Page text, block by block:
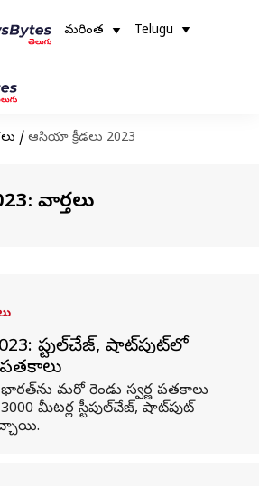
మరింత Telugu
/ ఆసియా క్రీడలు 2023
వార్తలు
స్టీపుల్‌చేజ్‌, షాట్‌పుట్‌‌లో
మరో రెండు స్వర్ణ పతకాలు
మీటర్ల స్టీపుల్‌చేజ్‌, షాట్‌పుట్‌